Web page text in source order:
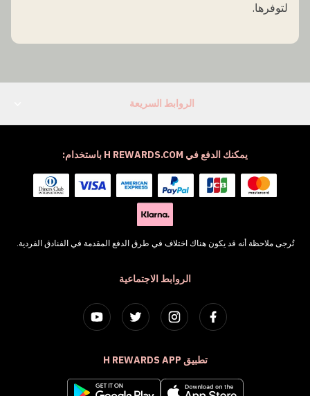
لتوفرها.
الروابط السريعة
الروابط الاجتماعية
تطبيق H REWARDS APP
يمكنك الدفع في H REWARDS.COM باستخدام:
تُرجى ملاحظة أنه قد يكون هناك اختلاف في طرق الدفع المقدمة في الفنادق الفردية.